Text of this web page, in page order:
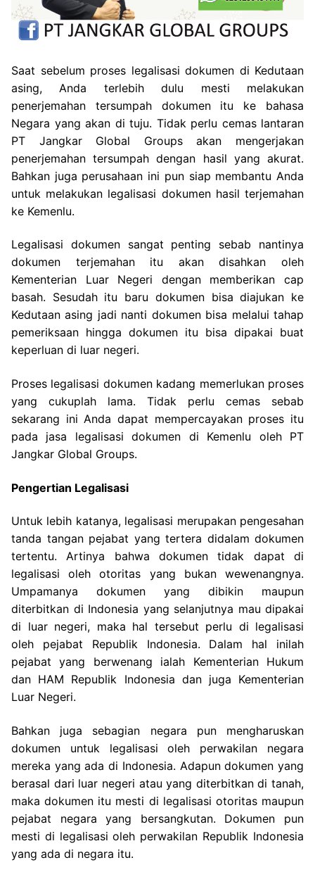
Saat sebelum proses legalisasi dokumen di Kedutaan
asing, Anda terlebih dulu mesti melakukan
penerjemahan tersumpah dokumen itu ke bahasa
Negara yang akan di tuju. Tidak perlu cemas lantaran
PT Jangkar Global Groups akan mengerjakan
penerjemahan tersumpah dengan hasil yang akurat.
Bahkan juga perusahaan ini pun siap membantu Anda
untuk melakukan legalisasi dokumen hasil terjemahan
ke Kemenlu.
Legalisasi dokumen sangat penting sebab nantinya
dokumen terjemahan itu akan disahkan oleh
Kementerian Luar Negeri dengan memberikan cap
basah. Sesudah itu baru dokumen bisa diajukan ke
Kedutaan asing jadi nanti dokumen bisa melalui tahap
pemeriksaan hingga dokumen itu bisa dipakai buat
keperluan di luar negeri.
Proses legalisasi dokumen kadang memerlukan proses
yang cukuplah lama. Tidak perlu cemas sebab
sekarang ini Anda dapat mempercayakan proses itu
pada jasa legalisasi dokumen di Kemenlu oleh PT
Jangkar Global Groups.
Pengertian Legalisasi
Untuk lebih katanya, legalisasi merupakan pengesahan
tanda tangan pejabat yang tertera didalam dokumen
tertentu. Artinya bahwa dokumen tidak dapat di
legalisasi oleh otoritas yang bukan wewenangnya.
Umpamanya dokumen yang dibikin maupun
diterbitkan di Indonesia yang selanjutnya mau dipakai
di luar negeri, maka hal tersebut perlu di legalisasi
oleh pejabat Republik Indonesia. Dalam hal inilah
pejabat yang berwenang ialah Kementerian Hukum
dan HAM Republik Indonesia dan juga Kementerian
Luar Negeri.
Bahkan juga sebagian negara pun mengharuskan
dokumen untuk legalisasi oleh perwakilan negara
mereka yang ada di Indonesia. Adapun dokumen yang
berasal dari luar negeri atau yang diterbitkan di tanah,
maka dokumen itu mesti di legalisasi otoritas maupun
pejabat negara yang bersangkutan. Dokumen pun
mesti di legalisasi oleh perwakilan Republik Indonesia
yang ada di negara itu.